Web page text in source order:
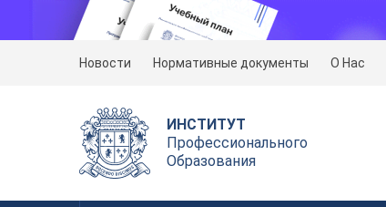
Новости Нормативные документы О Нас
ИНСТИТУТ
Профессионального
Образования